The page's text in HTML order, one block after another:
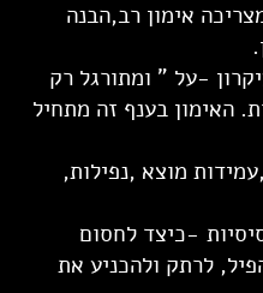
אימון רב,הבנה
-על " ומתורגל רק
האימון בענף זה מתחיל
מוצא ,נפילות,
-כיצד לחסום
לרתק ולהכניע את